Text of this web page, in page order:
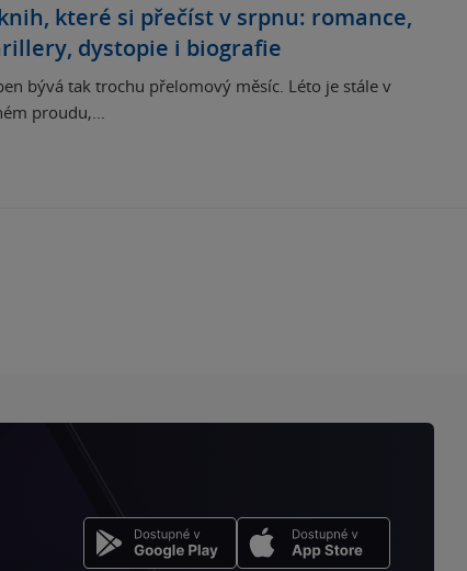
které si přečíst v srpnu: romance,
dystopie i biografie
bývá tak trochu přelomový měsíc. Léto je stále v
proudu,...